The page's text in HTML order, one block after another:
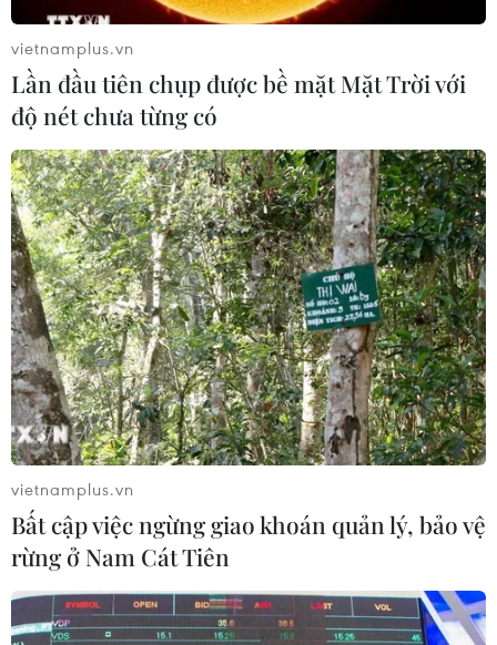
vietnamplus.vn
Lần đầu tiên chụp được bề mặt Mặt Trời với
độ nét chưa từng có
vietnamplus.vn
Bất cập việc ngừng giao khoán quản lý, bảo vệ
rừng ở Nam Cát Tiên